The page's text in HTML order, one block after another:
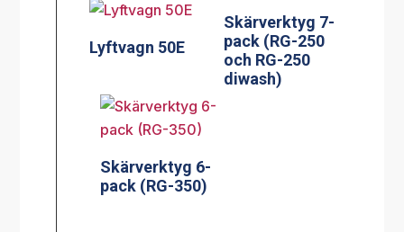
Skärverktyg 7-
pack (RG-250
och RG-250
diwash)
Lyftvagn 50E
Skärverktyg 6-
pack (RG-350)